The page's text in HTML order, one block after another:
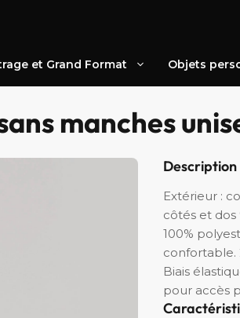
et Grand Format Objets
manches
Description
Extérieur :
côtés et dos
100%
confortable.
Biais
pour accès